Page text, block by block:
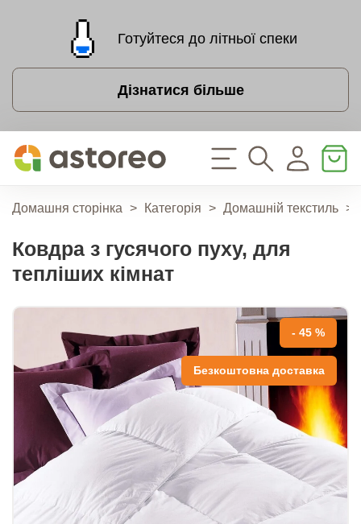
Готуйтеся до літньої спеки
Дізнатися більше
Домашня сторінка > Категорія > Домашній текстиль >
Ковдра з гусячого пуху, для
тепліших кімнат
- 45 %
Безкоштовна доставка